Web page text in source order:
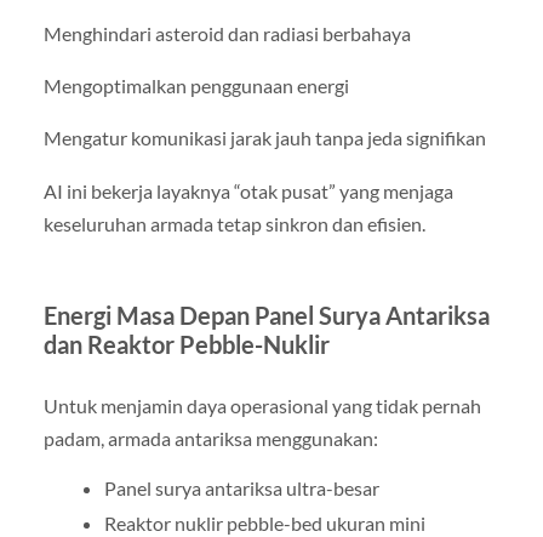
Menghindari asteroid dan radiasi berbahaya
Mengoptimalkan penggunaan energi
Mengatur komunikasi jarak jauh tanpa jeda signifikan
AI ini bekerja layaknya “otak pusat” yang menjaga
keseluruhan armada tetap sinkron dan efisien.
Energi Masa Depan Panel Surya Antariksa
dan Reaktor Pebble-Nuklir
Untuk menjamin daya operasional yang tidak pernah
padam, armada antariksa menggunakan:
Panel surya antariksa ultra-besar
Reaktor nuklir pebble-bed ukuran mini